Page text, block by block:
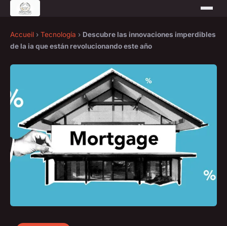
Accueil › Tecnología › Descubre las innovaciones imperdibles
de la ia que están revolucionando este año